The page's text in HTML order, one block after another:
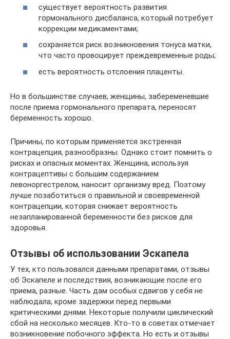
существует вероятность развития
гормонального дисбаланса, который потребует
коррекции медикаментами;
сохраняется риск возникновения тонуса матки,
что часто провоцирует преждевременные роды;
есть вероятность отслоения плаценты.
Но в большинстве случаев, женщины, забеременевшие
после приема гормонального препарата, переносят
беременность хорошо.
Причины, по которым применяется экстренная
контрацепция, разнообразны. Однако стоит помнить о
рисках и опасных моментах. Женщина, используя
контрацептивы с большим содержанием
левоноргестрелом, наносит организму вред. Поэтому
лучше позаботиться о правильной и своевременной
контрацепции, которая снижает вероятность
незапланированной беременности без рисков для
здоровья.
Отзывы об использовании Эскапела
У тех, кто пользовался данными препаратами, отзывы
об Эскапеле и последствия, возникающие после его
приема, разные. Часть дам особых сдвигов у себя не
наблюдала, кроме задержки перед первыми
критическими днями. Некоторые получили циклический
сбой на несколько месяцев. Кто-то в советах отмечает
возникновение побочного эффекта. Но есть и отзывы